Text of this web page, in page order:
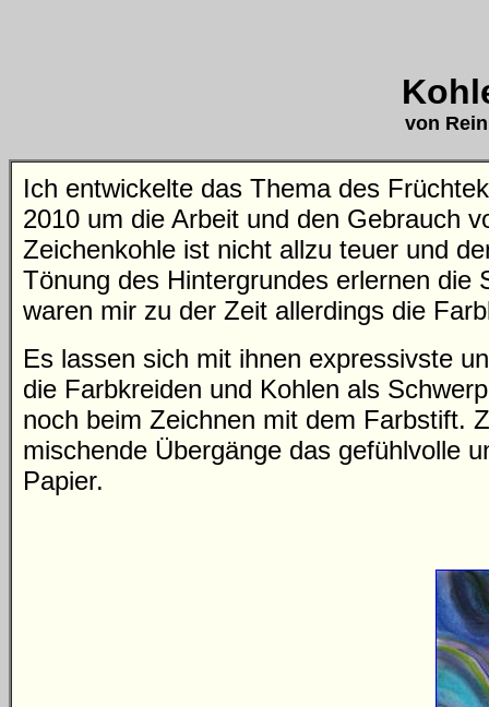
von
Ich entwickelte das Thema des
2010 um die Arbeit und den Gebrauch
Zeichenkohle ist nicht allzu teuer und
Tönung des Hintergrundes erlernen die
waren mir zu der Zeit allerdings die
Es lassen sich mit ihnen expressivste
die Farbkreiden und Kohlen als
noch beim Zeichnen mit dem Farbstift.
mischende Übergänge das gefühlvolle
Papier.